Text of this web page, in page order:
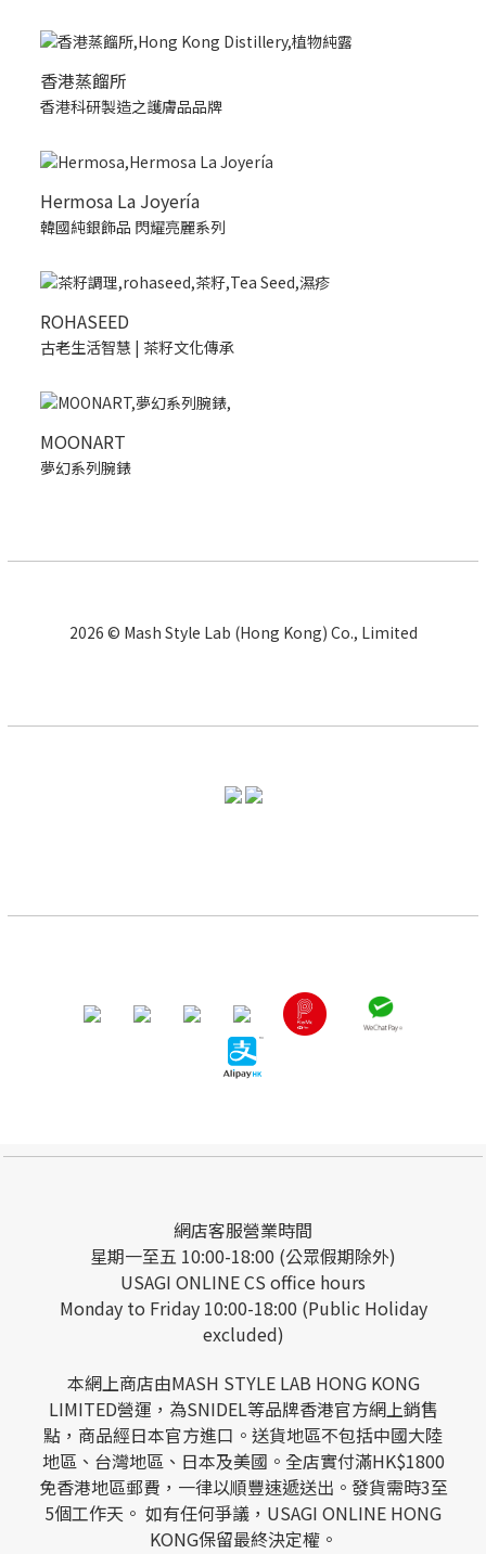
香港蒸餾所
香港科研製造之護膚品品牌
Hermosa La Joyería
韓國純銀飾品 閃耀亮麗系列
ROHASEED
古老生活智慧 | 茶籽文化傳承
MOONART
夢幻系列腕錶
2026 © Mash Style Lab (Hong Kong) Co., Limited
網店客服營業時間
星期一至五 10:00-18:00 (公眾假期除外)
USAGI ONLINE CS office hours
Monday to Friday 10:00-18:00 (Public Holiday
excluded)
本網上商店由MASH STYLE LAB HONG KONG
LIMITED營運，為SNIDEL等品牌香港官方網上銷售
點，商品經日本官方進口。送貨地區不包括中國大陸
地區、台灣地區、日本及美國。全店實付滿HK$1800
免香港地區郵費，一律以順豐速遞送出。發貨需時3至
5個工作天。 如有任何爭議，USAGI ONLINE HONG
KONG保留最終決定權。